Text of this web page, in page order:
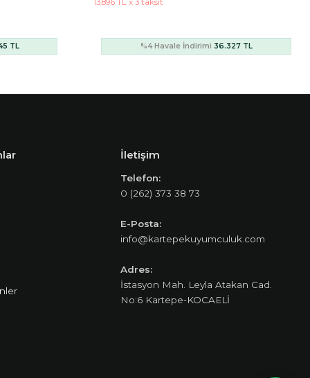
TL %4 Havale İndirimi 36.327 TL
İletişim
Telefon:
0 (262) 373 38 73
E-Posta:
info@kartepekuyumculuk.com
Adres:
İstasyon Mah. Leyla Atakan Cad.
No:6 Kartepe-KOCAELİ